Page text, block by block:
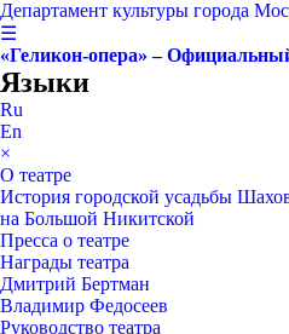
Департамент культуры города
☰
«Геликон-опера» –
Языки
Ru
En
×
О театре
История городской усадьбы
на Большой Никитской
Пресса о театре
Награды театра
Дмитрий Бертман
Владимир Федосеев
Руководство театра